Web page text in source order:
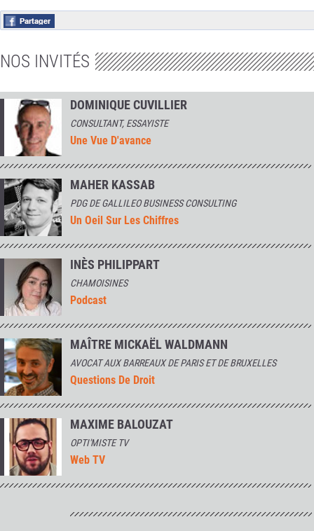
NOS INVITÉS
DOMINIQUE CUVILLIER
CONSULTANT, ESSAYISTE
Une Vue D'avance
MAHER KASSAB
PDG DE GALLILEO BUSINESS CONSULTING
Un Oeil Sur Les Chiffres
INÈS PHILIPPART
CHAMOISINES
Podcast
MAÎTRE MICKAËL WALDMANN
AVOCAT AUX BARREAUX DE PARIS ET DE BRUXELLES
Questions De Droit
MAXIME BALOUZAT
OPTI'MISTE TV
Web TV